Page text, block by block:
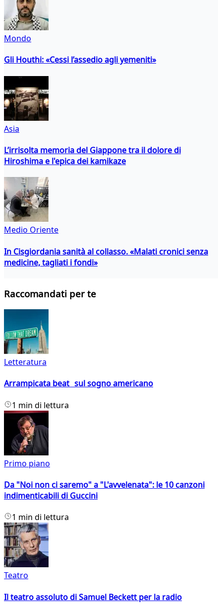
Mondo
Gli Houthi: «Cessi l’assedio agli yemeniti»
Asia
L’irrisolta memoria del Giappone tra il dolore di
Hiroshima e l'epica dei kamikaze
Medio Oriente
In Cisgiordania sanità al collasso. «Malati cronici senza
medicine, tagliati i fondi»
Raccomandati per te
Letteratura
Arrampicata beat sul sogno americano
1 min di lettura
Primo piano
Da "Noi non ci saremo" a "L'avvelenata": le 10 canzoni
indimenticabili di Guccini
1 min di lettura
Teatro
Il teatro assoluto di Samuel Beckett per la radio